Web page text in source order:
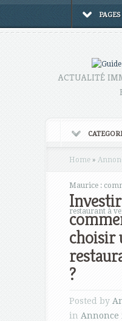
ACTUALITÉ
Home »
Maurice :
restaurant à
choisir
?
Posted by
in